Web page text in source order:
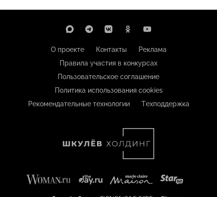
О проекте Контакты
Реклама
Правила участия в конкурсах
Пользовательское соглашение
Политика использования cookies
Рекомендательные технологии
Техподдержка